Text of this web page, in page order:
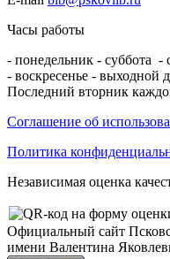
Часы работы
- понедельник - суббота -
- воскресенье - выходной
Последний вторник
Соглашение об
Политика
Независимая оценка
Официальный сайт
имени Валентина